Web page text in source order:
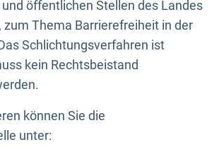
öffentlichen Stellen des Landes
zum Thema Barrierefreiheit in der
Schlichtungsverfahren ist
kein Rechtsbeistand
können Sie die
unter: